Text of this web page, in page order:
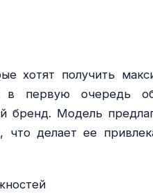
хотят получить
первую очередь
бренд. Модель
что делает ее